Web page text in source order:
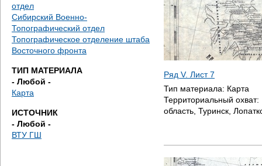
ь
отдел
Сибирский Военно-
Топографический отдел
Топографическое отделение штаба
Восточного фронта
ТИП МАТЕРИАЛА
- Любой -
Карта
ИСТОЧНИК
- Любой -
ВТУ ГШ
Ряд V. Лист 7
Тип материала: Карта
Территориальный охват:
область, Туринск,